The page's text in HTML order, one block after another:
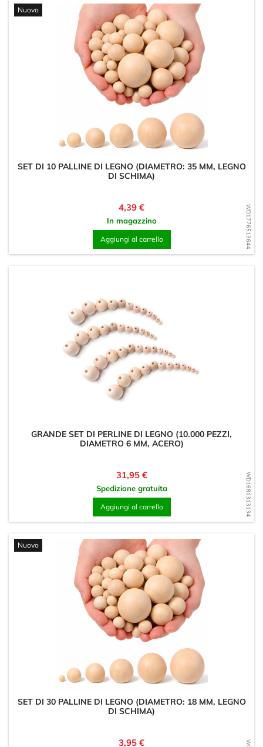
WD1776513644
Nuovo
SET DI 10 PALLINE DI LEGNO (DIAMETRO: 35 MM, LEGNO
DI SCHIMA)
Prezzo
4,39 €
In magazzino
Aggiungi al carrello
WD1681313134
GRANDE SET DI PERLINE DI LEGNO (10.000 PEZZI,
DIAMETRO 6 MM, ACERO)
Prezzo
31,95 €
Spedizione gratuita
Aggiungi al carrello
Nuovo
SET DI 30 PALLINE DI LEGNO (DIAMETRO: 18 MM, LEGNO
DI SCHIMA)
Prezzo
3,95 €